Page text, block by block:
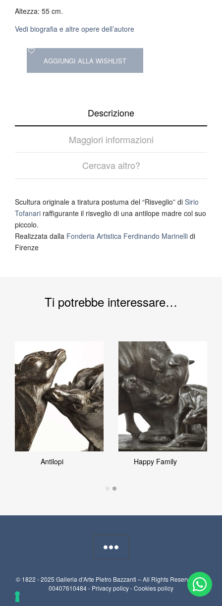
Altezza: 55 cm.
Vedi biografia e altre opere dell’autore
AGGIUNGI ALLA WISHLIST
Descrizione
Maggiori informazioni
Cercava altro?
Scultura originale a tiratura postuma del “Risveglio” di Sirio
Tofanari raffigurante il risveglio di una antilope madre col suo
piccolo.
Realizzata dalla Fonderia Artistica Ferdinando Marinelli di
Firenze
Ti potrebbe interessare…
Antilopi Happy Family
© 1822 - 2025 Galleria d’Arte Pietro Bazzanti – All Rights Reserved. P.I.
00407610484 - Privacy policy-Cookies policy